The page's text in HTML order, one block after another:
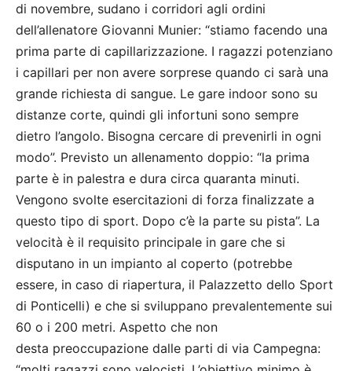
di novembre, sudano i corridori agli ordini
dell’allenatore Giovanni Munier: “stiamo facendo una
prima parte di capillarizzazione. I ragazzi potenziano
i capillari per non avere sorprese quando ci sarà una
grande richiesta di sangue. Le gare indoor sono su
distanze corte, quindi gli infortuni sono sempre
dietro l’angolo. Bisogna cercare di prevenirli in ogni
modo”. Previsto un allenamento doppio: “la prima
parte è in palestra e dura circa quaranta minuti.
Vengono svolte esercitazioni di forza finalizzate a
questo tipo di sport. Dopo c’è la parte su pista”. La
velocità è il requisito principale in gare che si
disputano in un impianto al coperto (potrebbe
essere, in caso di riapertura, il Palazzetto dello Sport
di Ponticelli) e che si sviluppano prevalentemente sui
60 o i 200 metri. Aspetto che non
desta preoccupazione dalle parti di via Campegna: